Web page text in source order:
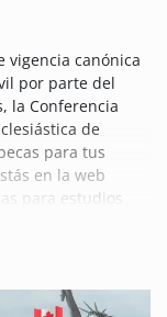
vigencia canónica
por parte del
la Conferencia
de
para tus
en la web
para estudios